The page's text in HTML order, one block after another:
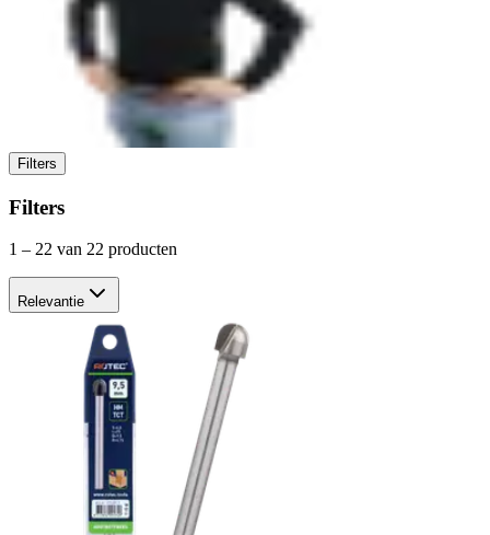
Filters
Filters
1 – 22 van 22 producten
Relevantie